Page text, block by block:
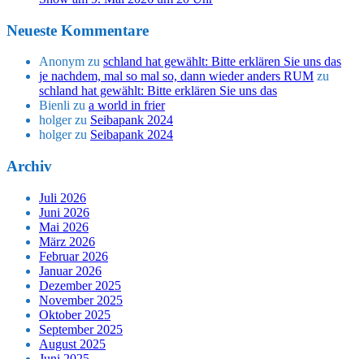
Neueste Kommentare
Anonym zu schland hat gewählt: Bitte erklären Sie uns das
je nachdem, mal so mal so, dann wieder anders RUM zu
schland hat gewählt: Bitte erklären Sie uns das
Bienli zu a world in frier
holgerzu Seibapank 2024
holgerzu Seibapank 2024
Archiv
Juli 2026
Juni 2026
Mai 2026
März 2026
Februar 2026
Januar 2026
Dezember 2025
November 2025
Oktober 2025
September 2025
August 2025